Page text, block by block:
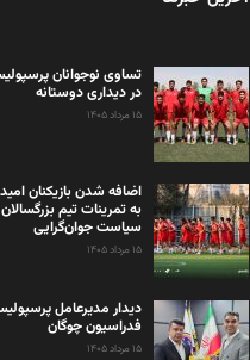
تساوی نوجوانان
در دیداری دوستانه
۱۵ مرداد ۱۴۰۵
اضافه شدن بازیکنان
به تمرینات تیم
سیاست جوان‌گرایی
۱۵ مرداد ۱۴۰۵
دیدار مدیرعامل
فدراسیون چوگان
۱۵ مرداد ۱۴۰۵